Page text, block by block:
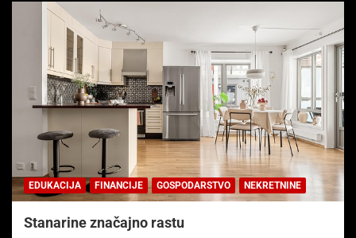
EDUKACIJA FINANCIJE GOSPODARSTVO NEKRETNINE
Stanarine značajno rastu